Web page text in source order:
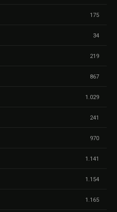
175
34
219
867
1.029
241
970
1.141
1.154
1.165